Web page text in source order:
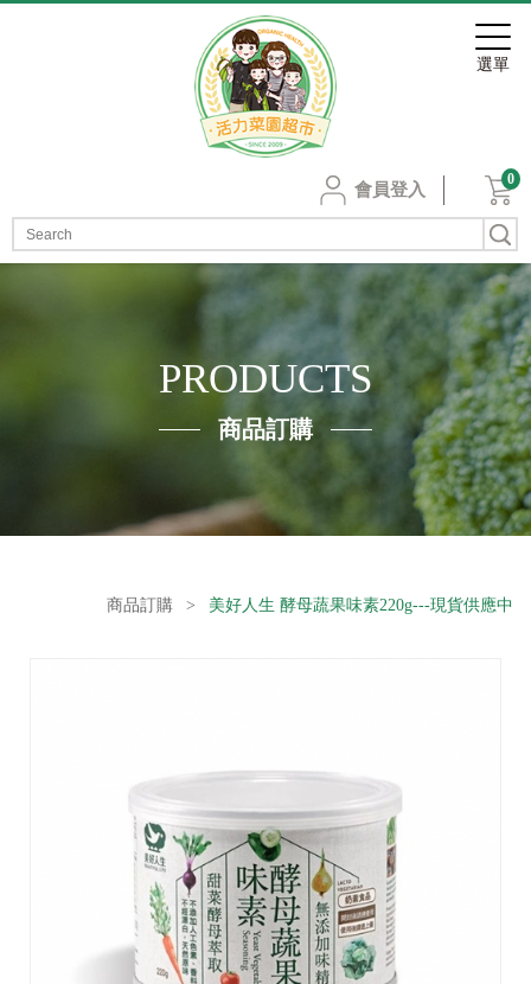
會員登入
0
PRODUCTS
商品訂購
商品訂購 > 美好人生 酵母蔬果味素220g---現貨供應中